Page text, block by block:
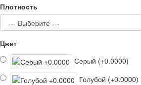
Плотность
Цвет
Серый (+0.0000)
Голубой (+0.0000)